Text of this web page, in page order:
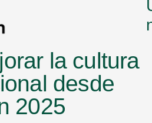
la cultura
desde
2025